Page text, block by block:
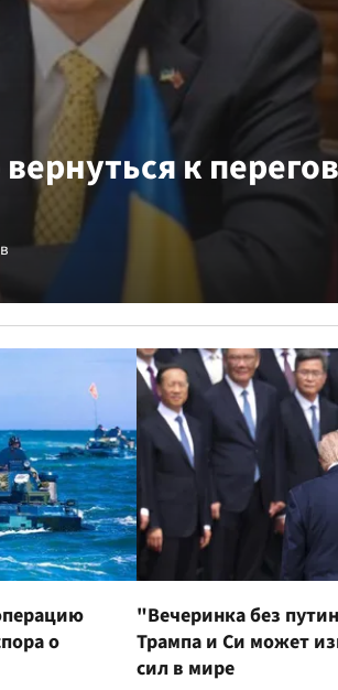
к
о
"Вечеринка без
Трампа и Си может
сил в мире